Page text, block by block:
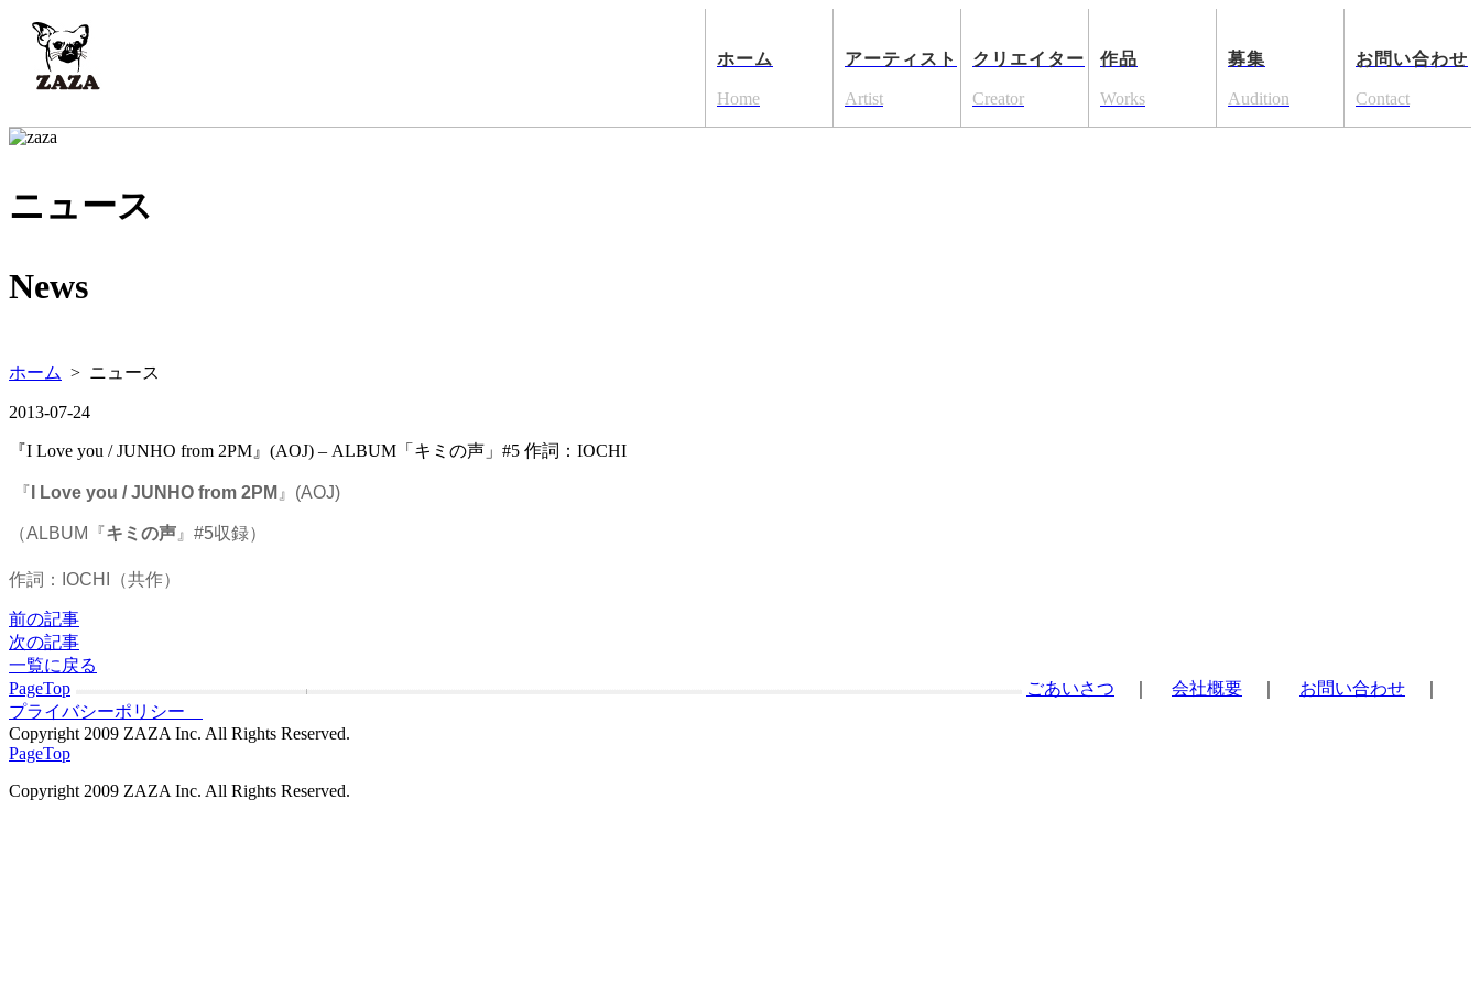
ホーム
Home
アーティスト
Artist
クリエイター
Creator
作品
Works
募集
Audition
お問い合わせ
Contact
ニュース
News
ホーム > ニュース
2013-07-24
『I Love you / JUNHO from 2PM』(AOJ) – ALBUM「キミの声」#5 作詞：IOCHI
『 I Love you / JUNHO from 2PM 』(AOJ)
（ALBUM『キミの声 』#5収録）
作詞：IOCHI（共作）
前の記事
次の記事
一覧に戻る
PageTop
ごあいさつ 会社概要 お問い合わせ
プライバシーポリシー
Copyright 2009 ZAZA Inc. All Rights Reserved.
PageTop
Copyright 2009 ZAZA Inc. All Rights Reserved.